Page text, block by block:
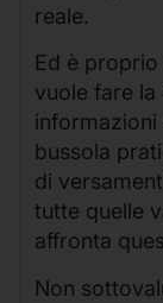
reale.
Ed è
vuole fare
informazioni
bussola
di
tutte quelle
affronta
Non